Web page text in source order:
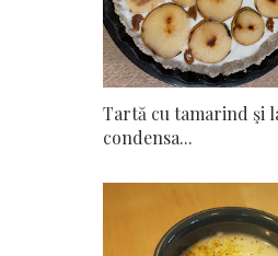
Tartă cu tamarind şi
condensa...